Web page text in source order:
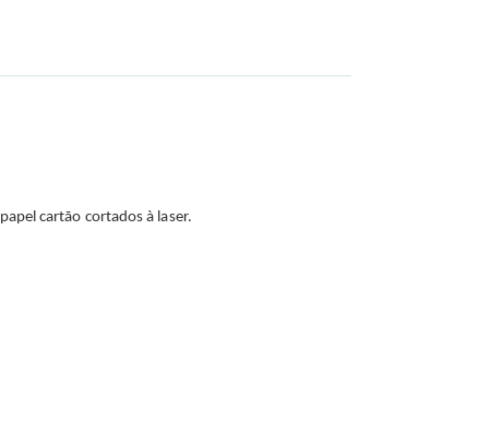
cartão cortados à laser.